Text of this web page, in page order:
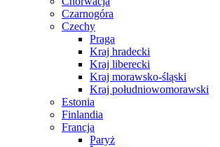
Czarnogóra
Czechy
Praga
Kraj hradecki
Kraj liberecki
Kraj morawsko-śląski
Kraj południowomorawski
Estonia
Finlandia
Francja
Paryż